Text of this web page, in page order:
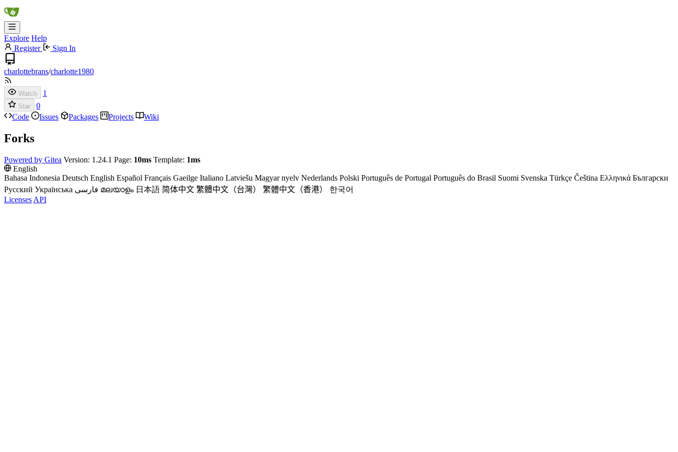
Explore Help
Register
Sign In
charlottebrans/charlotte1980
Watch 1
Star
0
Code
Issues Packages Projects Wiki
Forks
Powered by Gitea Version: 1.24.1 Page: 10ms Template: 1ms
English
Bahasa Indonesia Deutsch English Español Français Gaeilge Italiano Latviešu Magyar nyelv Nederlands Polski Português de Portugal Português do Brasil Suomi Svenska Türkçe Čeština Ελληνικά Български
Русский Українська فارسی മലയാളം 日本語 简体中文 繁體中文（台灣） 繁體中文（香港）
한국어
Licenses API